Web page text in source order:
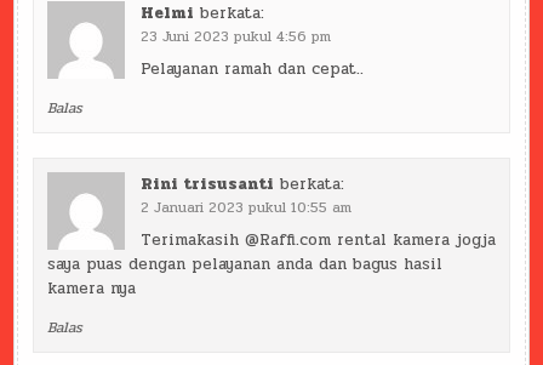
Helmi berkata:
23 Juni 2023 pukul 4:56 pm
Pelayanan ramah dan cepat..
Balas
Rini trisusanti berkata:
2 Januari 2023 pukul 10:55 am
Terimakasih @Raffi.com rental kamera jogja
saya puas dengan pelayanan anda dan bagus hasil
kamera nya
Balas